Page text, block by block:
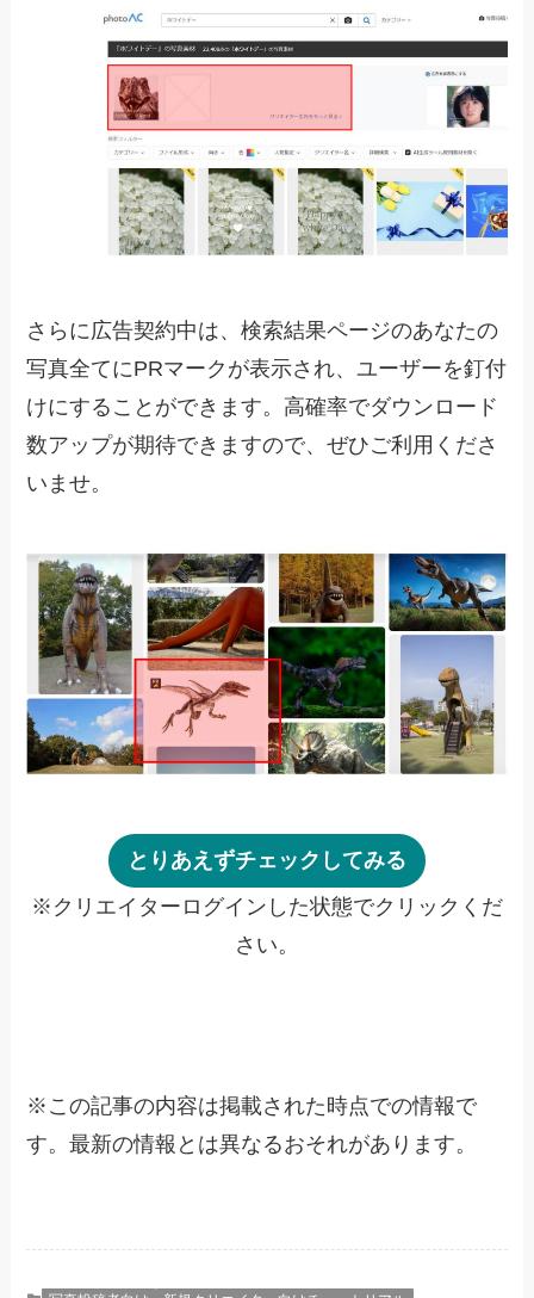
さらに広告契約中は、検索結果ページのあなたの
写真全てにPRマークが表示され、ユーザーを釘付
けにすることができます。高確率でダウンロード
数アップが期待できますので、ぜひご利用くださ
いませ。
とりあえずチェックしてみる
※クリエイターログインした状態でクリックくだ
さい。
※ この記事の内容は掲載された時点での情報で
す。最新の情報とは異なるおそれがあります。